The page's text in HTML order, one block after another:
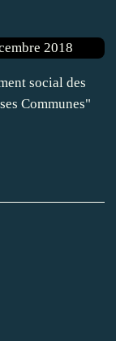
social des
Communes"